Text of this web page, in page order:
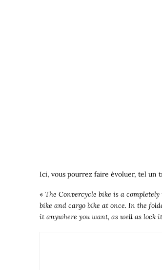
Ici, vous pourrez faire évoluer, tel un
« The Convercycle bike is a
bike and cargo bike at once. In the
it anywhere you want, as well as lock